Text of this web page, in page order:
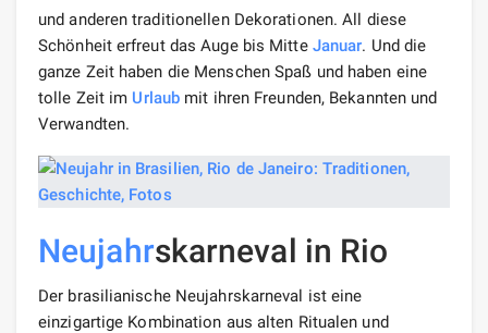
und anderen traditionellen Dekorationen. All diese
Schönheit erfreut das Auge bis Mitte Januar. Und die
ganze Zeit haben die Menschen Spaß und haben eine
tolle Zeit im Urlaub mit ihren Freunden, Bekannten und
Verwandten.
Neujahrskarneval in Rio
Der brasilianische Neujahrskarneval ist eine
einzigartige Kombination aus alten Ritualen und